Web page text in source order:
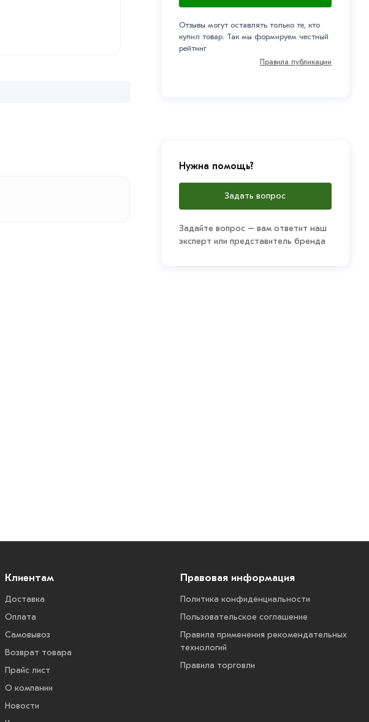
Отзывы могут оставлять только те, кто
купил товар. Так мы формируем честный
рейтинг
Правила публикации
Нужна помощь?
Задать вопрос
Задайте вопрос – вам ответит наш
эксперт или представитель бренда
Клиентам
Доставка
Оплата
Самовывоз
Возврат товара
Прайс лист
О компании
Новости
Правовая информация
Политика конфиденциальности
Пользовательское соглашение
Правила применения рекомендательных
технологий
Правила торговли